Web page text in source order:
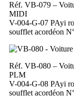
Réf. VB-079 –
MIDI
V-004-G-07 PAyi
soufflet acordéon
Réf. VB-080 –
PLM
V-004-G-08 PAyi
soufflet acordéon